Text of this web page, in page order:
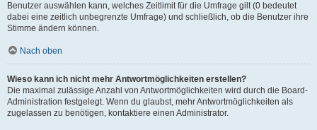
Benutzer auswählen kann, welches Zeitlimit für die Umfrage gilt (0 bedeutet
dabei eine zeitlich unbegrenzte Umfrage) und schließlich, ob die Benutzer ihre
Stimme ändern können.
Nach oben
Wieso kann ich nicht mehr Antwortmöglichkeiten erstellen?
Die maximal zulässige Anzahl von Antwortmöglichkeiten wird durch die Board-
Administration festgelegt. Wenn du glaubst, mehr Antwortmöglichkeiten als
zugelassen zu benötigen, kontaktiere einen Administrator.